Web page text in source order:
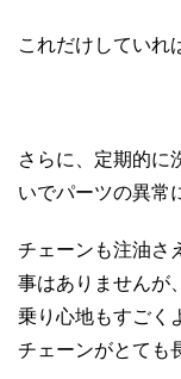
これだけしていれ
さらに、定期的に
いでパーツの異常
チェーンも注油さ
事はありませんが
乗り心地もすごく
チェーンがとても